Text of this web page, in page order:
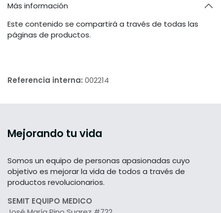
Más información
Este contenido se compartirá a través de todas las
páginas de productos.
Referencia interna: 002214
Mejorando tu vida
Somos un equipo de personas apasionadas cuyo
objetivo es mejorar la vida de todos a través de
productos revolucionarios.
SEMIT EQUIPO MEDICO